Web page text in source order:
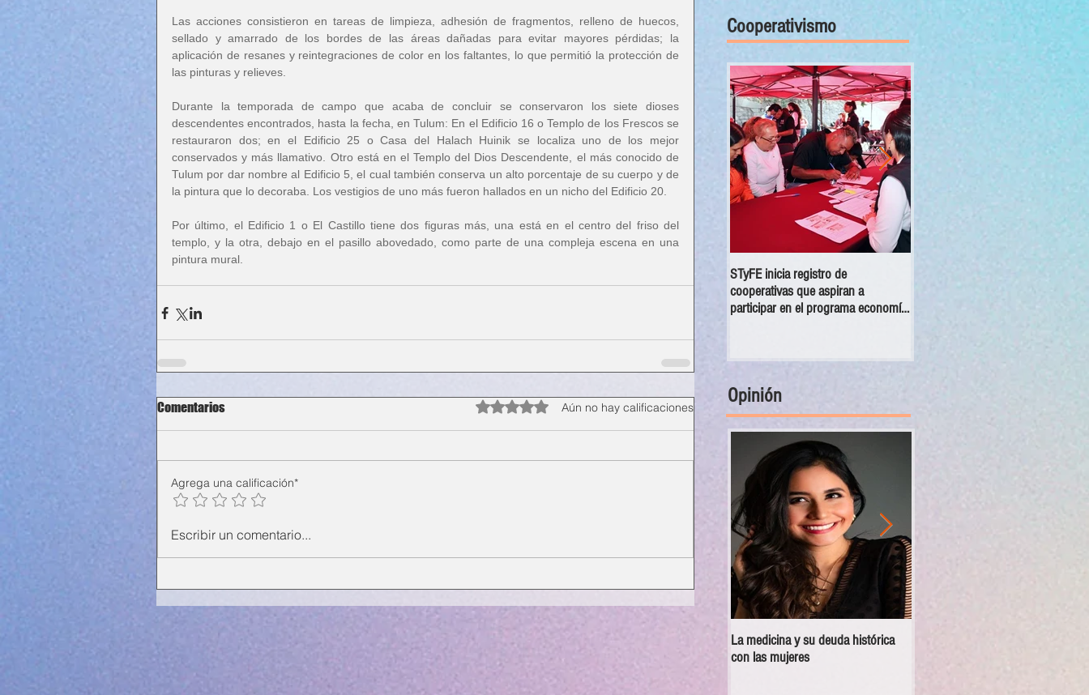
Las acciones consistieron en tareas de limpieza, adhesión de fragmentos, relleno de huecos,
sellado y amarrado de los bordes de las áreas dañadas para evitar mayores pérdidas; la
aplicación de resanes y reintegraciones de color en los faltantes, lo que permitió la protección de
las pinturas y relieves.
Durante la temporada de campo que acaba de concluir se conservaron los siete dioses
descendentes encontrados, hasta la fecha, en Tulum: En el Edificio 16 o Templo de los Frescos se
restauraron dos; en el Edificio 25 o Casa del Halach Huinik se localiza uno de los mejor
conservados y más llamativo. Otro está en el Templo del Dios Descendente, el más conocido de
Tulum por dar nombre al Edificio 5, el cual también conserva un alto porcentaje de su cuerpo y de
la pintura que lo decoraba. Los vestigios de uno más fueron hallados en un nicho del Edificio 20.
Por último, el Edificio 1 o El Castillo tiene dos figuras más, una está en el centro del friso del
templo, y la otra, debajo en el pasillo abovedado, como parte de una compleja escena en una
pintura mural.
Comentarios Obtuvo 0 de 5 estrellas.Aún no hay calificaciones
Agrega una calificación*
Escribir un comentario...
Cooperativismo
STyFE inicia registro de
cooperativas que aspiran a
participar en el programa economía
Opinión
La medicina y su deuda histórica
con las mujeres